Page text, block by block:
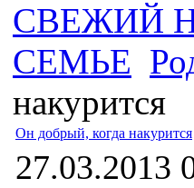
СВЕЖИЙ
СЕМЬЕ
накурится
Он добрый, когда накурится
27.03.2013